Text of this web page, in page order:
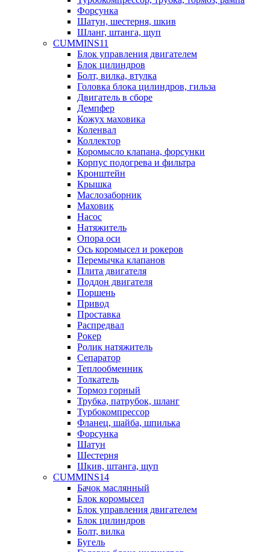
Форсунка
Шатун, шестерня, шкив
Шланг, штанга, щуп
CUMMINS11
Блок управления двигателем
Блок цилиндров
Болт, вилка, втулка
Головка блока цилиндров, гильза
Двигатель в сборе
Демпфер
Кожух маховика
Коленвал
Коллектор
Коромысло клапана, форсунки
Корпус подогрева и фильтра
Кронштейн
Крышка
Маслозаборник
Маховик
Насос
Натяжитель
Опора оси
Ось коромысел и рокеров
Перемычка клапанов
Плита двигателя
Поддон двигателя
Поршень
Привод
Проставка
Распредвал
Рокер
Ролик натяжитель
Сепаратор
Теплообменник
Толкатель
Тормоз горный
Трубка, патрубок, шланг
Турбокомпрессор
Фланец, шайба, шпилька
Форсунка
Шатун
Шестерня
Шкив, штанга, щуп
CUMMINS14
Бачок маслянный
Блок коромысел
Блок управления двигателем
Блок цилиндров
Болт, вилка
Бугель